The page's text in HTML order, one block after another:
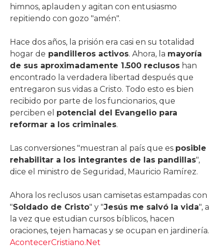
himnos, aplauden y agitan con entusiasmo
repitiendo con gozo "amén".
Hace dos años, la prisión era casi en su totalidad
hogar de pandilleros activos. Ahora, la mayoría
de sus aproximadamente 1.500 reclusos han
encontrado la verdadera libertad después que
entregaron sus vidas a Cristo. Todo esto es bien
recibido por parte de los funcionarios, que
perciben el potencial del Evangelio para
reformar a los criminales.
Las conversiones "muestran al país que es posible
rehabilitar a los integrantes de las pandillas",
dice el ministro de Seguridad, Mauricio Ramírez.
Ahora los reclusos usan camisetas estampadas con
"Soldado de Cristo" y "Jesús me salvó la vida", a
la vez que estudian cursos bíblicos, hacen
oraciones, tejen hamacas y se ocupan en jardinería.
AcontecerCristiano.Net